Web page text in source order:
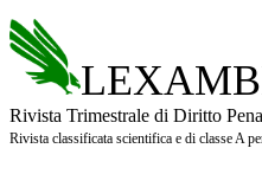
Rivista Trimestrale di Diritto
Rivista classificata scientifica e di classe A